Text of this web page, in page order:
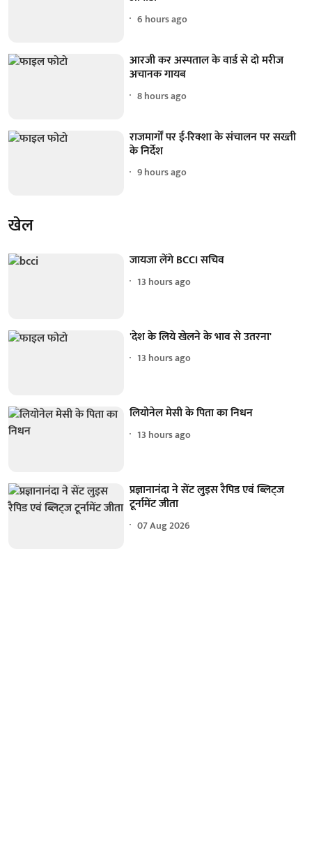
6 hours ago
आरजी कर अस्पताल के वार्ड से दो मरीज
अचानक गायब
8 hours ago
राजमार्गों पर ई-रिक्शा के संचालन पर सख्ती
के निर्देश
9 hours ago
खेल
जायजा लेंगे BCCI सचिव
13 hours ago
'देश के लिये खेलने के भाव से उतरना'
13 hours ago
लियोनेल मेसी के पिता का निधन
13 hours ago
प्रज्ञानानंदा ने सेंट लुइस रैपिड एवं ब्लिट्ज
टूर्नामेंट जीता
07 Aug 2026